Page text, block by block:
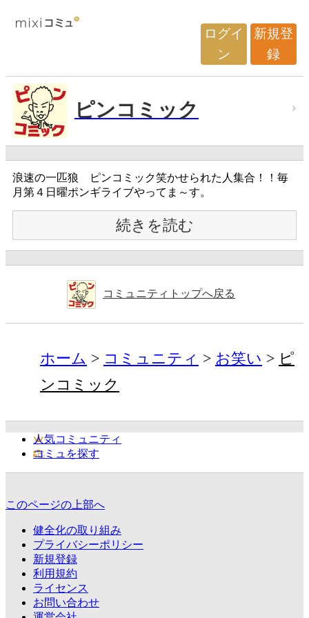
ログイ
ン
新規登
録
ピンコミック
浪速の一匹狼 ピンコミック笑かせられた人集合！！毎
月第４日曜ポンギライブやってま～す。
続きを読む
コミュニティトップへ戻る
ホーム コミュニティ お笑い
ピ
ンコミック
人気コミュニティ
コミュを探す
このページの上部へ
健全化の取り組み
プライバシーポリシー
新規登録
利用規約
ライセンス
お問い合わせ